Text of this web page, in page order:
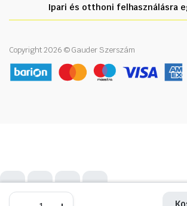
Ipari és otthoni felhasználásra
Copyright 2026 © Gauder Szerszám